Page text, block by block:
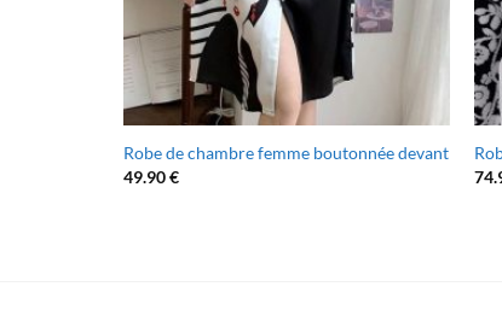
Robe de chambre femme boutonnée devant
49.90€